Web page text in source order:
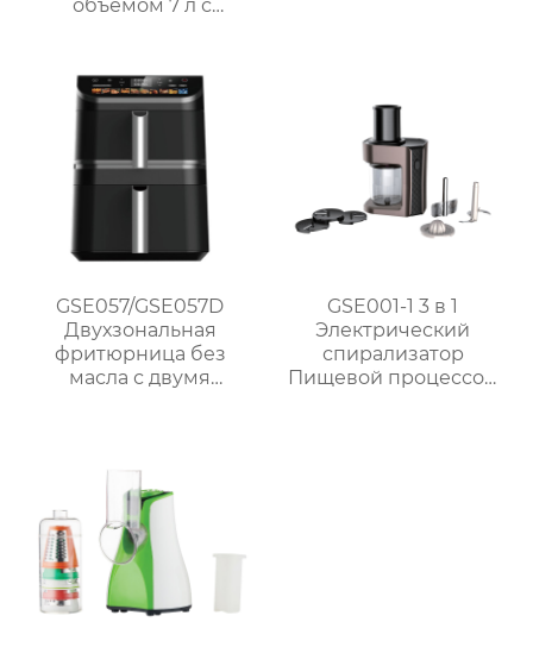
объемом 7 л с
– серия GSE038
GSE057/GSE057D
Двухзональная
фритюрница без
масла с двумя
GSE001-1 3 в 1
Электрический
спирализатор
Пищевой процессор